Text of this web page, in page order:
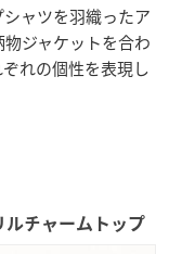
ャツを羽織ったア
ジャケットを合わ
れの個性を表現し
チャームトップ